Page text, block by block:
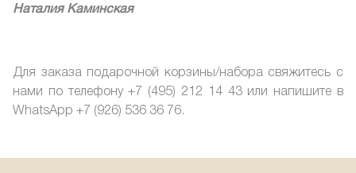
Наталия Каминская
Для заказа подарочной корзины/набора свяжитесь с
нами по телефону +7 (495) 212 14 43 или напишите в
WhatsApp +7 (926) 536 36 76.